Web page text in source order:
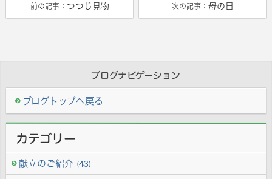
前の記事： つつじ見物 次の記事： 母の日
ブログナビゲーション
ブログトップへ戻る
カテゴリー
献立のご紹介 (43)